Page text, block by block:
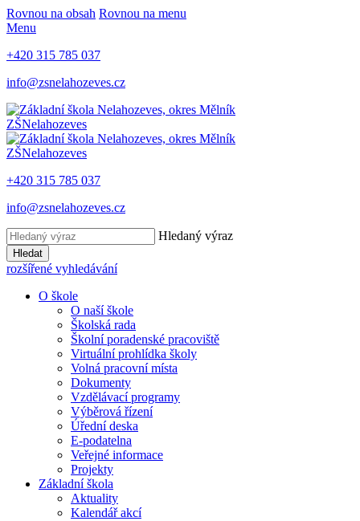
Rovnou na obsah Rovnou na menu
Menu
+420 315 785 037
info@zsnelahozeves.cz
ZŠNelahozeves
ZŠNelahozeves
+420 315 785 037
info@zsnelahozeves.cz
Hledaný výraz
Hledat
rozšířené vyhledávání
O škole
O naší škole
Školská rada
Školní poradenské pracoviště
Virtuální prohlídka školy
Volná pracovní místa
Dokumenty
Vzdělávací programy
Výběrová řízení
Úřední deska
E-podatelna
Veřejné informace
Projekty
Základní škola
Aktuality
Kalendář akcí